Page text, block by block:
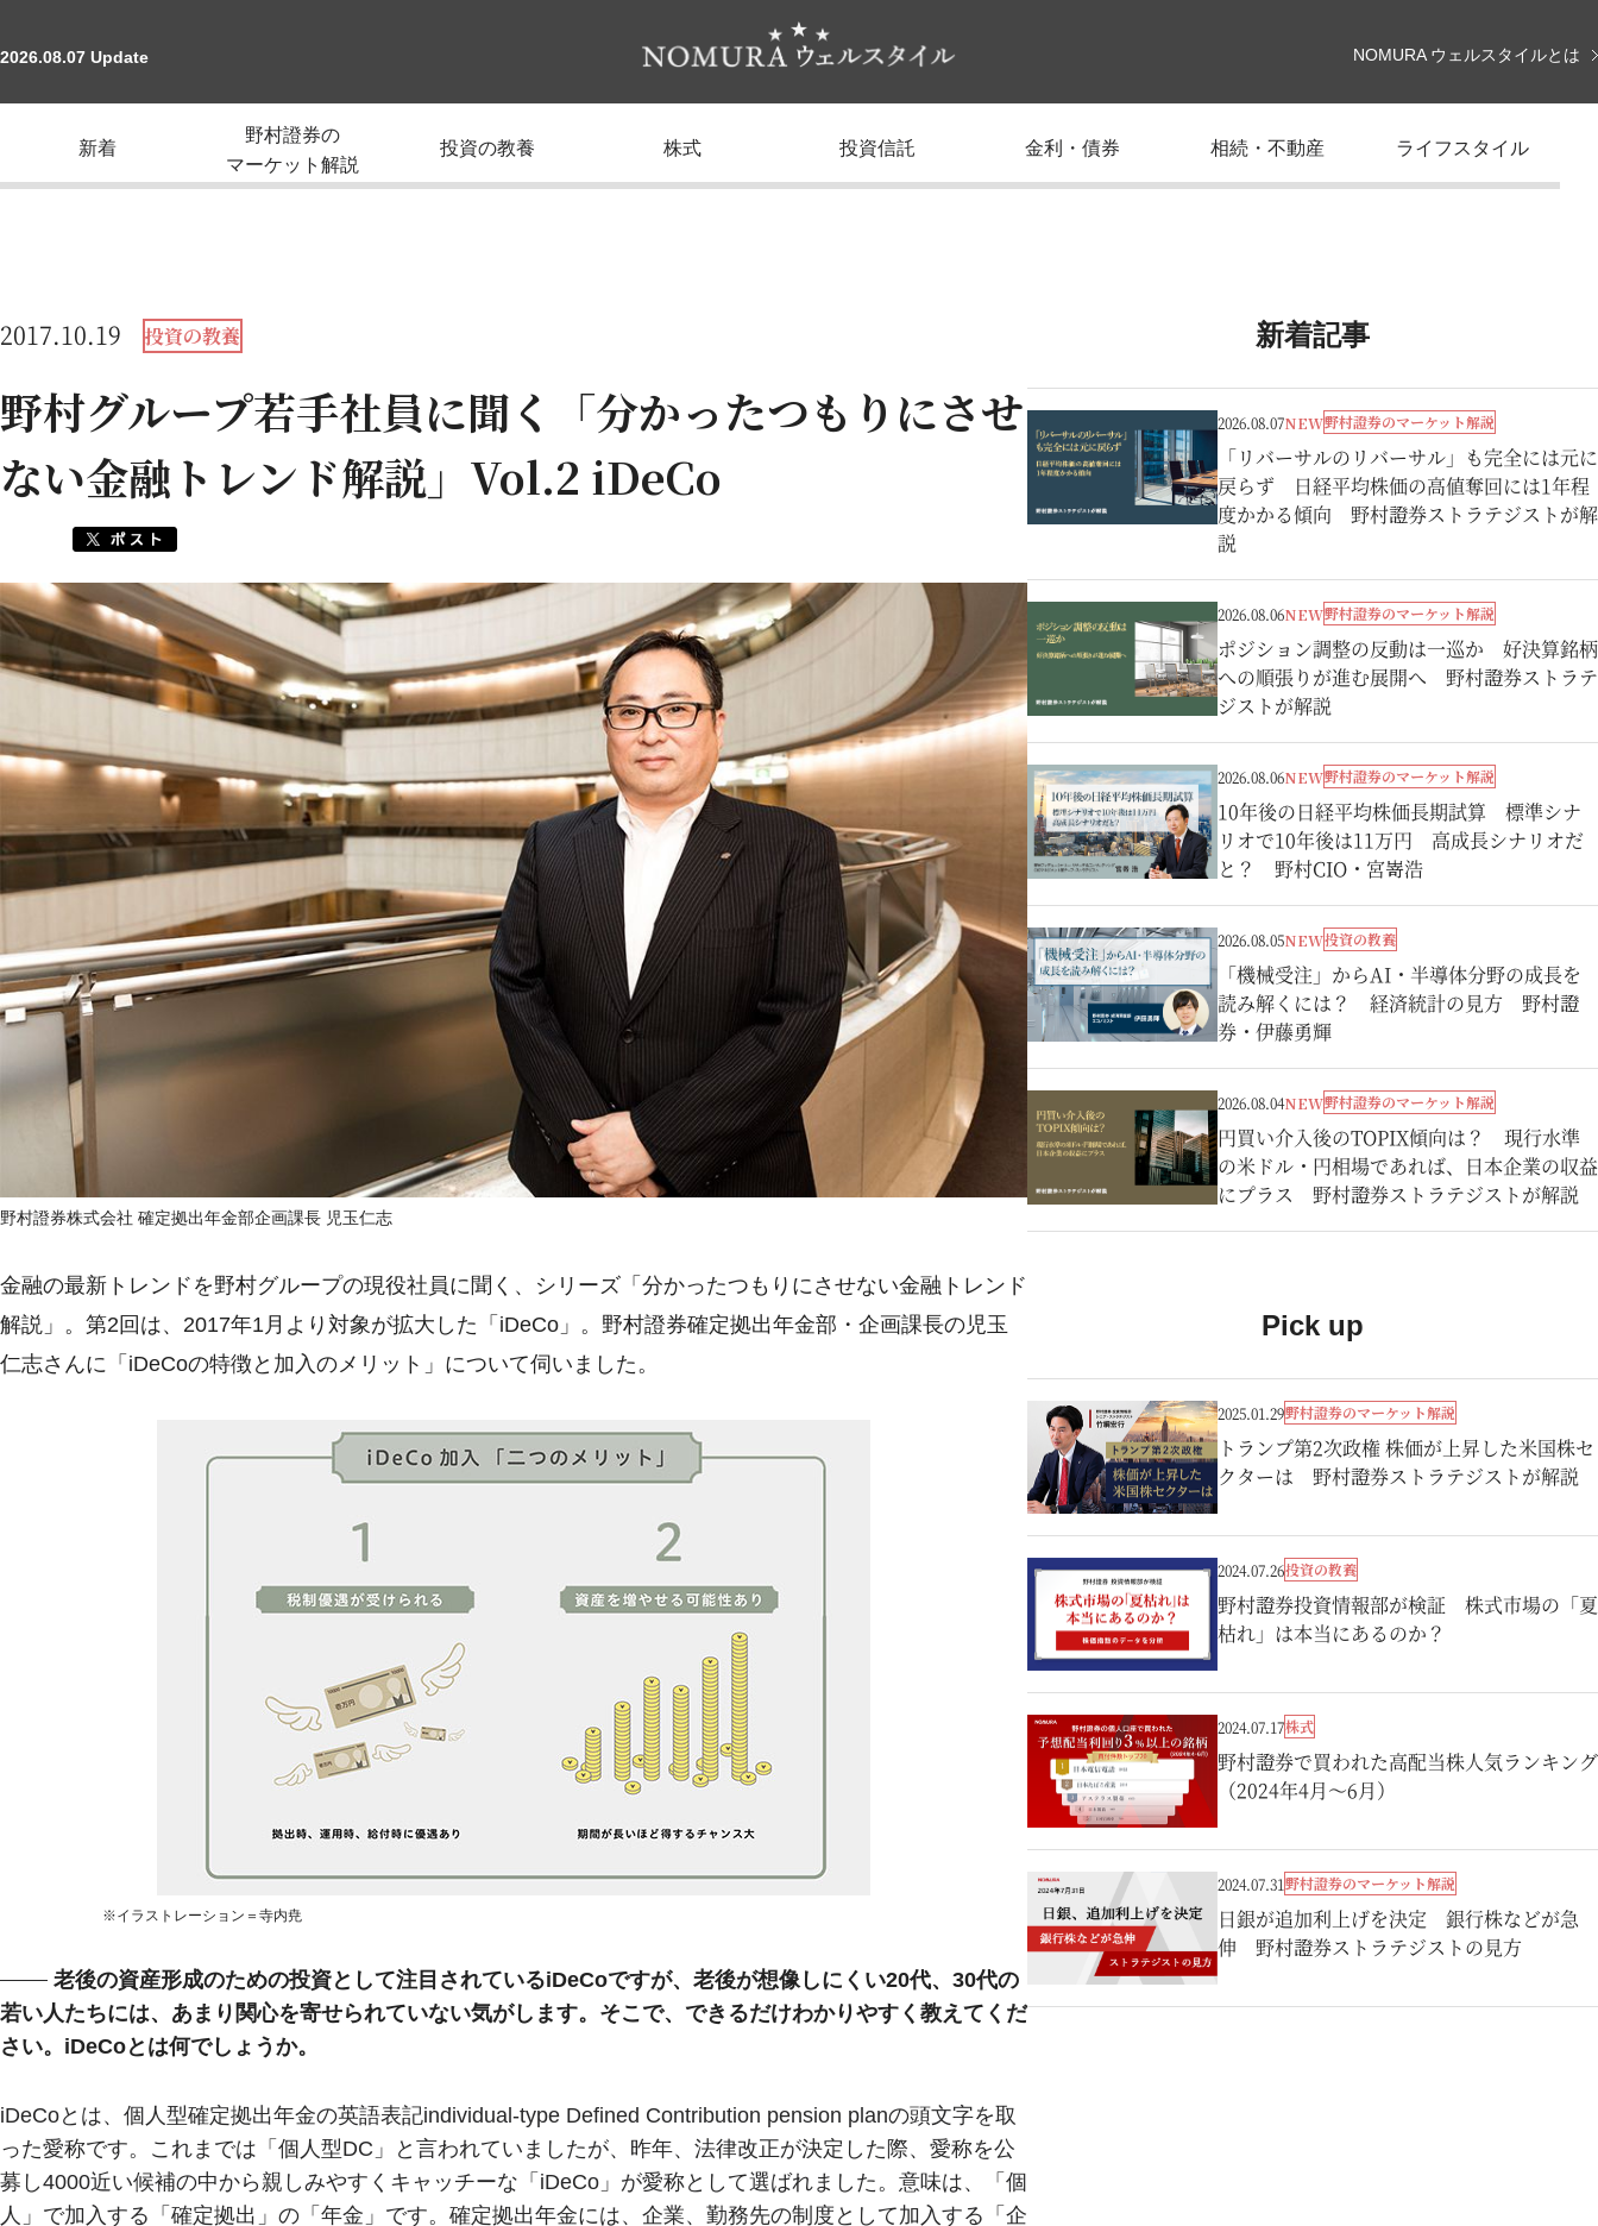
2026.08.07 Update NOMURA ウェルスタイルとは
新着
野村證券の
マーケット解説
投資の教養 株式 投資信託 金利・債券 相続・不動産 ライフスタイル
2017.10.19 投資の教養
野村グループ若手社員に聞く「分かったつもりにさせ
ない金融トレンド解説」Vol.2 iDeCo
野村證券株式会社 確定拠出年金部企画課長 児玉仁志
金融の最新トレンドを野村グループの現役社員に聞く、シリーズ「分かったつもりにさせない金融トレンド
解説」。第2回は、2017年1月より対象が拡大した「iDeCo」。野村證券確定拠出年金部・企画課長の児玉
仁志さんに「iDeCoの特徴と加入のメリット」について伺いました。
※イラストレーション＝寺内尭
老後の資産形成のための投資として注目されているiDeCoですが、老後が想像しにくい20代、30代の
若い人たちには、あまり関心を寄せられていない気がします。そこで、できるだけわかりやすく教えてくだ
さい。iDeCoとは何でしょうか。
iDeCoとは、個人型確定拠出年金の英語表記individual-type Defined Contribution pension planの頭文字を取
った愛称です。これまでは「個人型DC」と言われていましたが、昨年、法律改正が決定した際、愛称を公
募し4000近い候補の中から親しみやすくキャッチーな「iDeCo」が愛称として選ばれました。意味は、「個
人」で加入する「確定拠出」の「年金」です。確定拠出年金には、企業、勤務先の制度として加入する「企
新着記事
2026.08.07NEW野村證券のマーケット解説
「リバーサルのリバーサル」も完全には元に
戻らず 日経平均株価の高値奪回には1年程
度かかる傾向 野村證券ストラテジストが解
説
2026.08.06NEW野村證券のマーケット解説
ポジション調整の反動は一巡か 好決算銘柄
への順張りが進む展開へ 野村證券ストラテ
ジストが解説
2026.08.06NEW野村證券のマーケット解説
10年後の日経平均株価長期試算 標準シナ
リオで10年後は11万円 高成長シナリオだ
と？ 野村CIO・宮嵜浩
2026.08.05NEW投資の教養
「機械受注」からAI・半導体分野の成長を
読み解くには？ 経済統計の見方 野村證
券・伊藤勇輝
2026.08.04NEW野村證券のマーケット解説
円買い介入後のTOPIX傾向は？ 現行水準
の米ドル・円相場であれば、日本企業の収益
にプラス 野村證券ストラテジストが解説
Pick up
2025.01.29野村證券のマーケット解説
トランプ第2次政権 株価が上昇した米国株セ
クターは 野村證券ストラテジストが解説
2024.07.26投資の教養
野村證券投資情報部が検証 株式市場の「夏
枯れ」は本当にあるのか？
2024.07.17株式
野村證券で買われた高配当株人気ランキング
（2024年4月～6月）
2024.07.31野村證券のマーケット解説
日銀が追加利上げを決定 銀行株などが急
伸 野村證券ストラテジストの見方